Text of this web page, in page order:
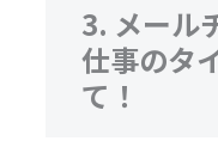
3. メール
仕事のタ
て！